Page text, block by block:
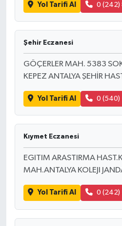
Yol Tarifi Al 0 (242)
Şehir Eczanesi
GÖÇERLER MAH. 5383
KEPEZ ANTALYA ŞEHİR
Yol Tarifi Al 0 (540)
Kıymet Eczanesi
EGITIM ARASTIRMA
MAH.ANTALYA KOLEJI
Yol Tarifi Al 0 (242)